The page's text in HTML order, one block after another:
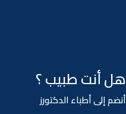
هل أنت طبيب ؟
أنضم إلى أطباء الدكتورز